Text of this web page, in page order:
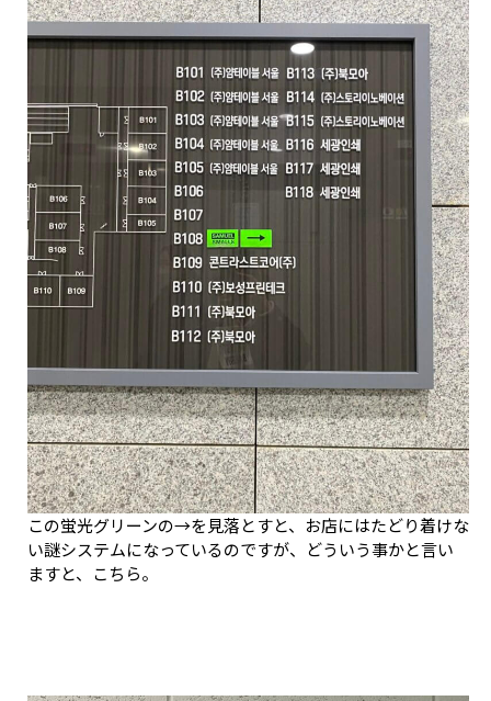
この蛍光グリーンの→を見落とすと、お店にはたどり着けな
い謎システムになっているのですが、どういう事かと言い
ますと、こちら。